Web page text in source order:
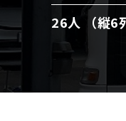
26人 （縦6